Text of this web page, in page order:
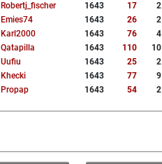
Robertj_fischer 1643 17
2
Emies74 1643 26
2
Karl2000 1643 76
4
Qatapilla 1643 110
10
Uufiu 1643 25
2
Khecki 1643 77
9
Propap 1643 54 2